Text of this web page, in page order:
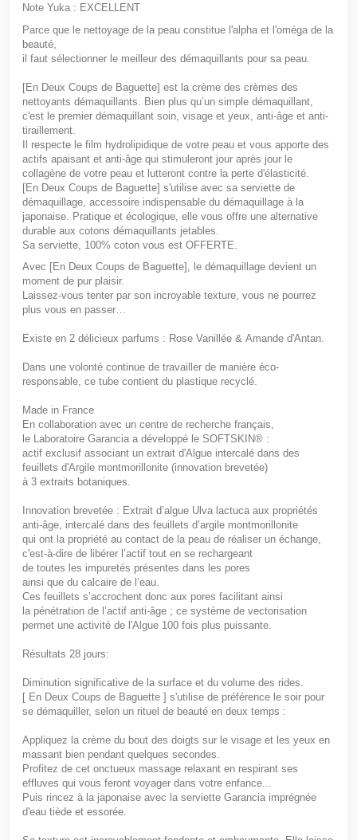
Note Yuka : EXCELLENT
Parce que le nettoyage de la peau constitue l'alpha et l'oméga de la
beauté,
il faut sélectionner le meilleur des démaquillants pour sa peau.
[En Deux Coups de Baguette] est la crème des crèmes des
nettoyants démaquillants . Bien plus qu’un simple démaquillant
c'est le premier démaquillant soin, visage et yeux, anti-âge et anti-
tiraillement.
Il respecte le film hydrolipidique de votre peau et vous apporte des
actifs apaisant et anti-âge qui stimuleront jour après jour le
collagène de votre peau et lutteront contre la perte d'élasticité.
[En Deux Coups de Baguette] s'utilise avec sa serviette de
démaquillage accessoire indispensable du démaquillage à la
japonaise.
Pratique et écologique, elle vous offre une alternative
durable aux cotons démaquillants jetables.
Sa serviette, 100% coton vous est OFFERTE
Avec [En Deux Coups de Baguette] , le démaquillage devient un
moment de pur plaisir.
Laissez-vous tenter par son incroyable texture, vous ne pourrez
plus vous en passer…
Existe en 2 délicieux parfums : Rose Vanillée & Amande d'Antan.
Dans une volonté continue de travailler de manière éco-
responsable, ce tube contient du plastique recyclé.
Made in France
En collaboration avec un centre de recherche français,
le Laboratoire Garancia a développé le SOFTSKIN® :
actif exclusif associant un extrait d'Algue intercalé dans des
feuillets d'Argile montmorillonite (innovation brevetée)
à 3 extraits botaniques.
Innovation brevetée : Extrait d’algue Ulva lactuca aux propriétés
anti-âge, intercalé dans des feuillets d’argile montmorillonite
qui ont la propriété au contact de la peau de réaliser un échange,
c'est-à-dire de libérer l’actif tout en se rechargeant
de toutes les impuretés présentes dans les pores
ainsi que du calcaire de l’eau.
Ces feuillets s’accrochent donc aux pores facilitant ainsi
la pénétration de l’actif anti-âge ; ce système de vectorisation
permet une activité de l'Algue 100 fois plus puissante.
Résultats 28 jours:
Diminution significative de la surface et du volume des rides.
[ En Deux Coups de Baguette ] s'utilise de préférence le soir pour
se démaquiller, selon un rituel de beauté en deux temps :
Appliquez la crème du bout des doigts sur le visage et les yeux en
massant bien pendant quelques secondes.
Profitez de cet onctueux massage relaxant en respirant ses
effluves qui vous feront voyager dans votre enfance...
Puis rincez à la japonaise avec la serviette Garancia imprégnée
d'eau tiède et essorée.